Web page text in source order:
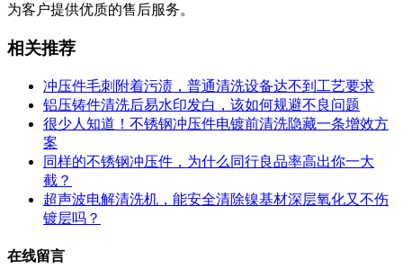
为客户提供优质的售后服务。
相关推荐
冲压件毛刺附着污渍，普通清洗设备达不到工艺要求
铝压铸件清洗后易水印发白，该如何规避不良问题
很少人知道！不锈钢冲压件电镀前清洗隐藏一条增效方
案
同样的不锈钢冲压件，为什么同行良品率高出你一大
截？
超声波电解清洗机，能安全清除镍基材深层氧化又不伤
镀层吗？
在线留言